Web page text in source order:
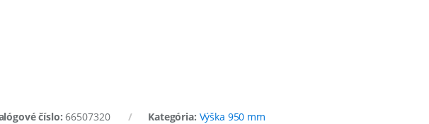
číslo:66507320 Kategória: Výška 950 mm